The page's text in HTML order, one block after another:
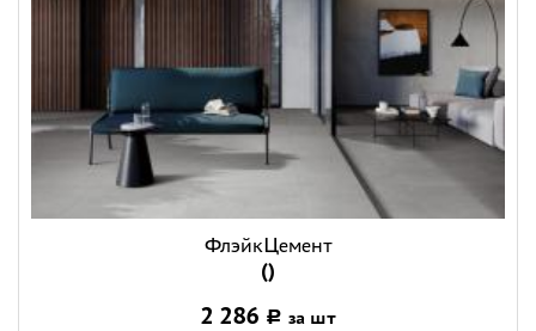
ФлэйкЦемент
()
2 286 Р за шт